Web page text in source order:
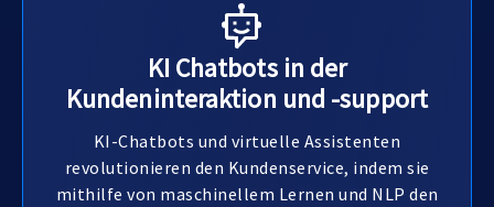
KI Chatbots in der
Kundeninteraktion und -support
KI-Chatbots und virtuelle Assistenten
revolutionieren den Kundenservice, indem sie
mithilfe von maschinellem Lernen und NLP den